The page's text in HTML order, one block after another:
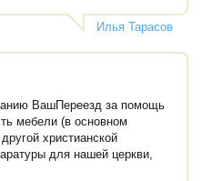
Илья Тарасов
ВашПереезд за помощь
мебели (в основном
христианской
для нашей церкви,